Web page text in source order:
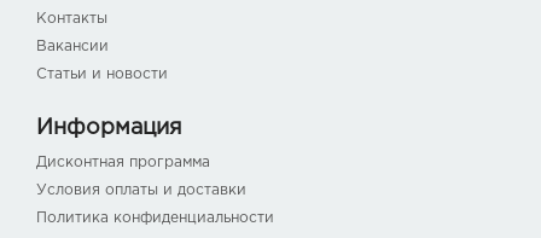
Контакты
Вакансии
Статьи и новости
Информация
Дисконтная программа
Условия оплаты и доставки
Политика конфиденциальности